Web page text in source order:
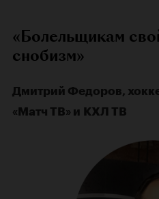
«Болельщикам
снобизм»
Дмитрий Федоров,
«Матч ТВ» и КХЛ ТВ